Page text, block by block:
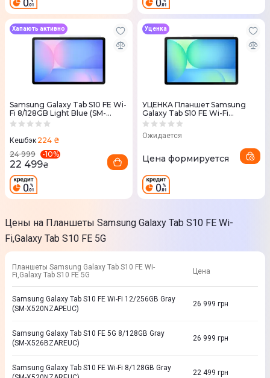
Samsung Galaxy Tab S10 FE Wi-
Fi 8/128GB Light Blue (SM-
X520NLBREUC)
Хапають активно
Кешбэк 224 ₴
24 999
-10%
22 499₴
УЦЕНКА Планшет Samsung
Galaxy Tab S10 FE Wi-Fi
8/128GB Gray (SM-
Ожидается
Уценка
Цена формируется
Цены на Планшеты Samsung Galaxy Tab S10 FE Wi-
Fi,Galaxy Tab S10 FE 5G
Планшеты Samsung Galaxy Tab S10 FE Wi-
Fi,Galaxy Tab S10 FE 5G
Цена
Samsung Galaxy Tab S10 FE Wi-Fi 12/256GB Gray
(SM-X520NZAPEUC)
26 999 грн
Samsung Galaxy Tab S10 FE 5G 8/128GB Gray
(SM-X526BZAREUC)
26 999 грн
Samsung Galaxy Tab S10 FE Wi-Fi 8/128GB Gray
22 499 грн